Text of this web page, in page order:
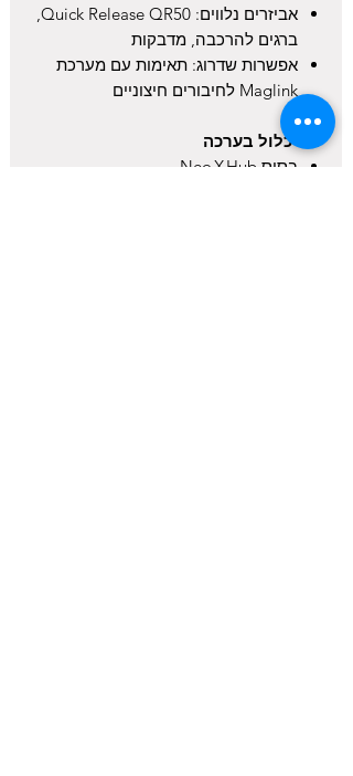
אביזרים נלווים: Quick Release QR50,
ברגים להרכבה, מדבקות
אפשרות שדרוג: תאימות עם מערכת
Maglink לחיבורים חיצוניים
מה כלול בערכה
בסיס Neo X Hub